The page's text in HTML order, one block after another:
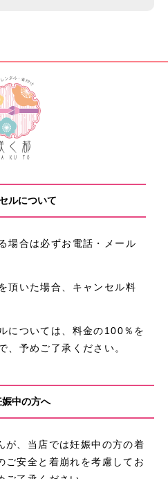
ルについて
場合は必ずお電話・メール
頂いた場合、キャンセル料
については、料金の100％を
、予めご了承ください。
娠中の方へ
が、当店では妊娠中の方の着
ご安全と着崩れを考慮してお